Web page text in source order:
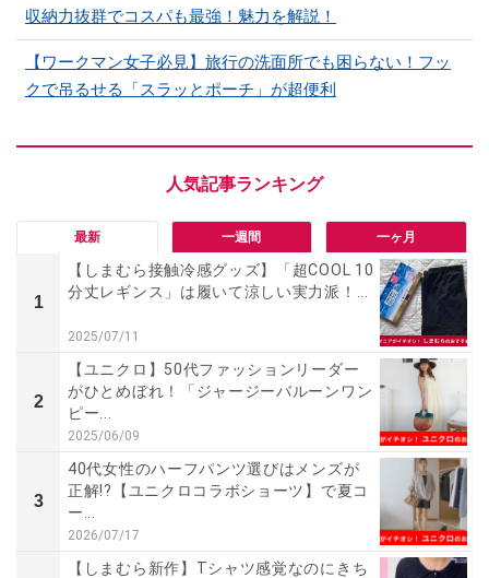
収納力抜群でコスパも最強！魅力を解説！
【ワークマン女子必見】旅行の洗面所でも困らない！フッ
クで吊るせる「スラッとポーチ」が超便利
最新 一週間 一ヶ月
1
【しまむら接触冷感グッズ】「超COOL 10
分丈レギンス」は履いて涼しい実力派！...
2025/07/11
2
【ユニクロ】50代ファッションリーダー
がひとめぼれ！「ジャージーバルーンワン
ピー...
2025/06/09
3
40代女性のハーフパンツ選びはメンズが
正解!?【ユニクロコラボショーツ】で夏コ
ー...
2026/07/17
【しまむら新作】Tシャツ感覚なのにきち